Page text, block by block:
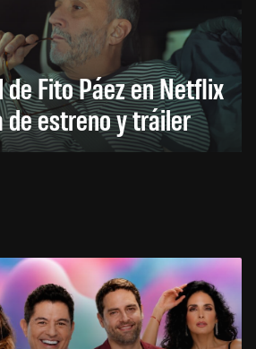
de Fito Páez en Netflix
de estreno y tráiler